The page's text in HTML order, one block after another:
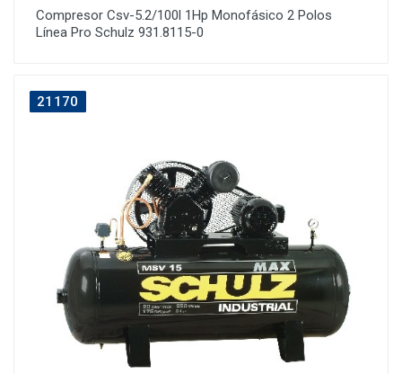
Compresor Csv-5.2/100l 1Hp Monofásico 2 Polos
Línea Pro Schulz 931.8115-0
21170